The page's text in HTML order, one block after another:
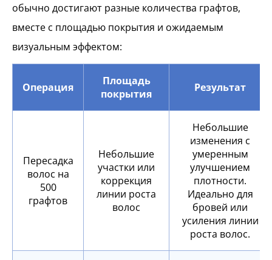
обычно достигают разные количества графтов,
вместе с площадью покрытия и ожидаемым
визуальным эффектом:
Операция
Площадь
покрытия
Результат
Пересадка
волос на
500
графтов
Небольшие
участки или
коррекция
линии роста
волос
Небольшие
изменения с
умеренным
улучшением
плотности.
Идеально для
бровей или
усиления линии
роста волос.